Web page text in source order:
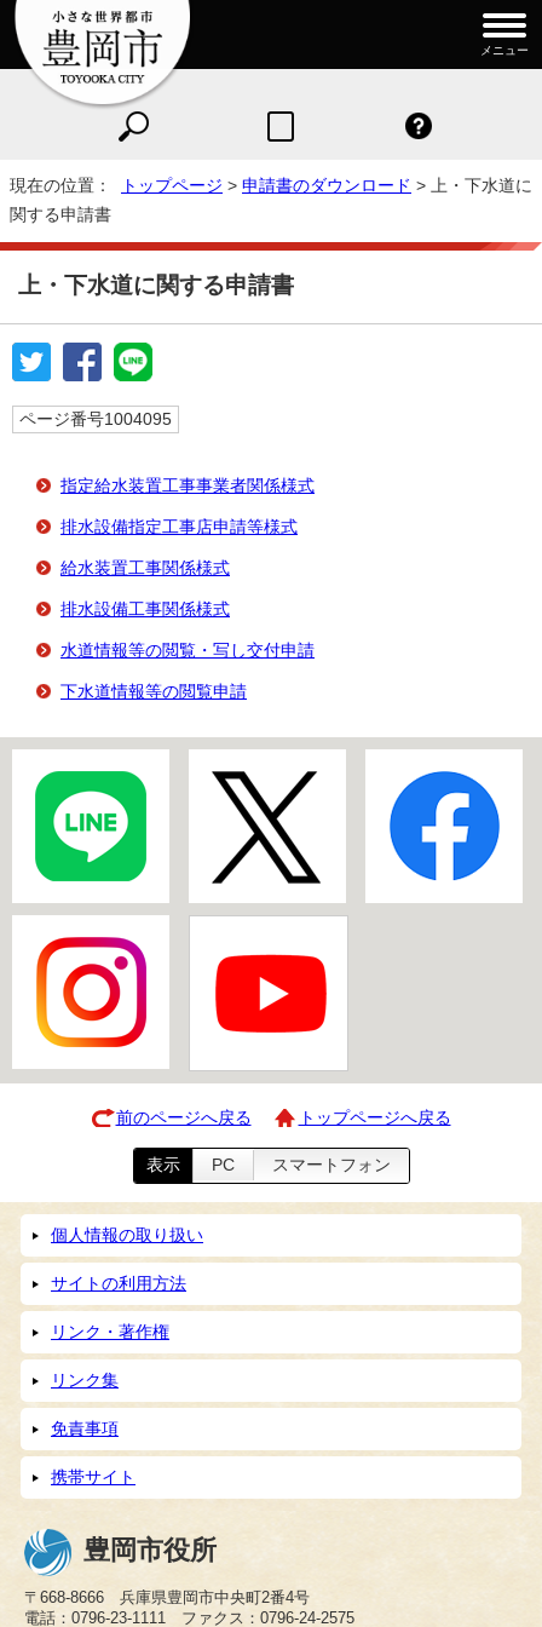
メニュー
現在の位置： トップページ > 申請書のダウンロード > 上・下水道に
関する申請書
上・下水道に関する申請書
ページ番号1004095
指定給水装置工事事業者関係様式
排水設備指定工事店申請等様式
給水装置工事関係様式
排水設備工事関係様式
水道情報等の閲覧・写し交付申請
下水道情報等の閲覧申請
前のページへ戻る トップページへ戻る
表示 PC スマートフォン
個人情報の取り扱い
サイトの利用方法
リンク・著作権
リンク集
免責事項
携帯サイト
豊岡市役所
〒668-8666 兵庫県豊岡市中央町2番4号
電話：0796-23-1111 ファクス：0796-24-2575